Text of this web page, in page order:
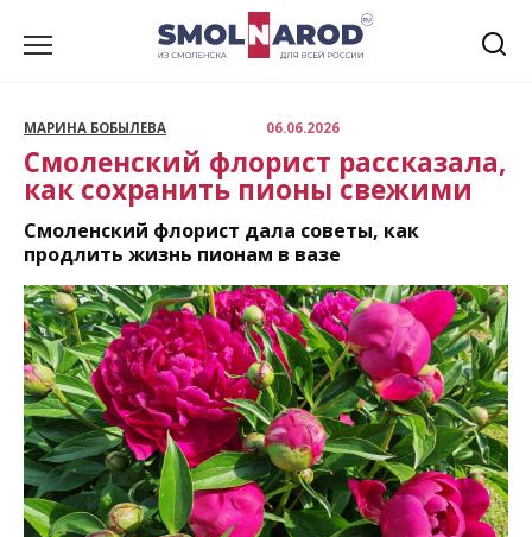
МАРИНА БОБЫЛЕВА 06.06.2026
Смоленский флорист рассказала,
как сохранить пионы свежими
Смоленский флорист дала советы, как
продлить жизнь пионам в вазе